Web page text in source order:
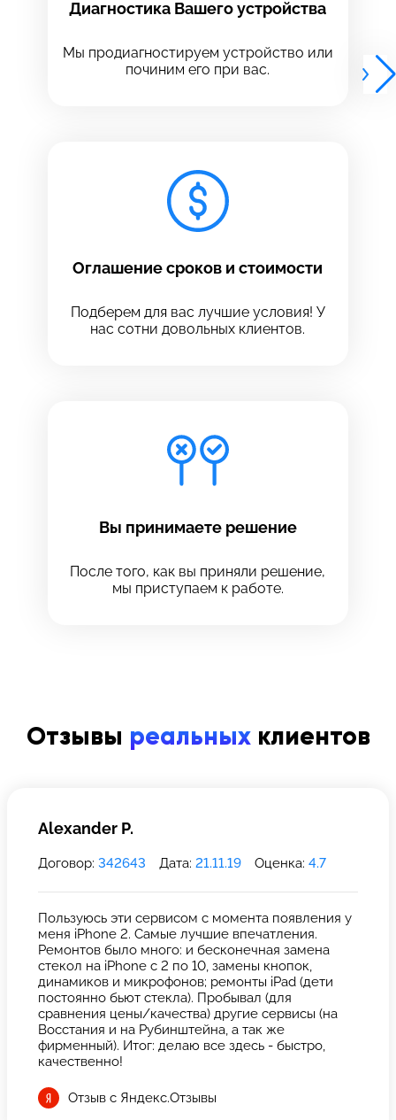
Диагностика Вашего устройства
Мы продиагностируем устройство или
починим его при вас.
Оглашение сроков и стоимости
Подберем для вас лучшие условия! У
нас сотни довольных клиентов.
Вы принимаете решение
После того, как вы приняли решение,
мы приступаем к работе.
Отзывы реальныхклиентов
Alexander P.
Договор: 342643 Дата: 21.11.19 Оценка: 4.7
Пользуюсь эти сервисом с момента появления у
меня iPhone 2. Самые лучшие впечатления.
Ремонтов было много: и бесконечная замена
стекол на iPhone с 2 по 10, замены кнопок,
динамиков и микрофонов; ремонты iPad (дети
постоянно бьют стекла). Пробывал (для
сравнения цены/качества) другие сервисы (на
Восстания и на Рубинштейна, а так же
фирменный). Итог: делаю все здесь - быстро,
качественно!
Отзыв с Яндекс.Отзывы
Выберите адрес сервиса, в который хотите
Выберите адрес сервиса, в который хотите